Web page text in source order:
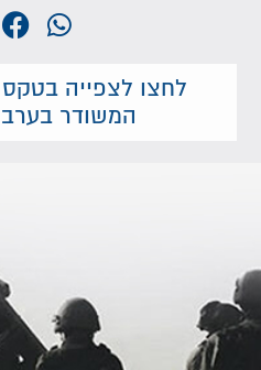
לחצו לצפייה בטקס
המשודר בערב